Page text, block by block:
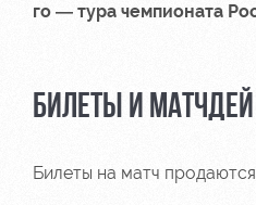
го — тура чемпионата
БИЛЕТЫ И МАТЧДЕЙ
Билеты на матч